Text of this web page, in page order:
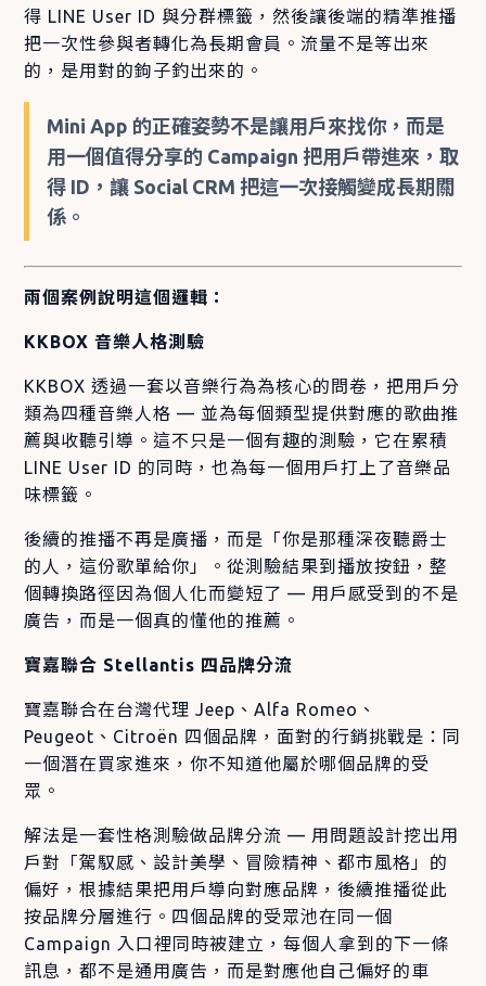
得 LINE User ID 與分群標籤，然後讓後端的精準推播
把一次性參與者轉化為長期會員。流量不是等出來
的，是用對的鉤子釣出來的。
Mini App 的正確姿勢不是讓用戶來找你，而是
用一個值得分享的 Campaign 把用戶帶進來，取
得 ID，讓 Social CRM 把這一次接觸變成長期關
係。
兩個案例說明這個邏輯：
KKBOX 音樂人格測驗
KKBOX 透過一套以音樂行為為核心的問卷，把用戶分
類為四種音樂人格 — 並為每個類型提供對應的歌曲推
薦與收聽引導。這不只是一個有趣的測驗，它在累積
LINE User ID 的同時，也為每一個用戶打上了音樂品
味標籤。
後續的推播不再是廣播，而是「你是那種深夜聽爵士
的人，這份歌單給你」。從測驗結果到播放按鈕，整
個轉換路徑因為個人化而變短了 — 用戶感受到的不是
廣告，而是一個真的懂他的推薦。
寶嘉聯合 Stellantis 四品牌分流
寶嘉聯合在台灣代理 Jeep、Alfa Romeo、
Peugeot、Citroën 四個品牌，面對的行銷挑戰是：同
一個潛在買家進來，你不知道他屬於哪個品牌的受
眾。
解法是一套性格測驗做品牌分流 — 用問題設計挖出用
戶對「駕馭感、設計美學、冒險精神、都市風格」的
偏好，根據結果把用戶導向對應品牌，後續推播從此
按品牌分層進行。四個品牌的受眾池在同一個
Campaign 入口裡同時被建立，每個人拿到的下一條
訊息，都不是通用廣告，而是對應他自己偏好的車